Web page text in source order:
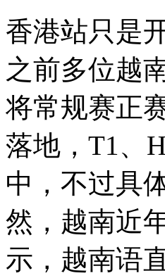
香港站只是
之前多位越
将常规赛正
落地，T1、
中，不过具
然，越南近
示，越南语